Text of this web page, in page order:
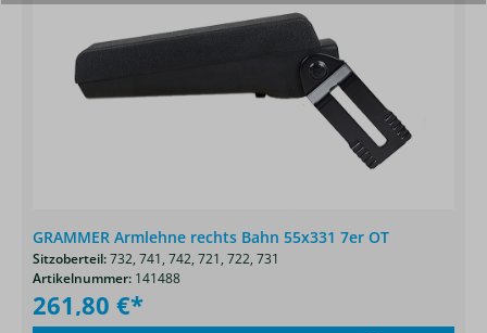
GRAMMER Armlehne rechts Bahn 55x331 7er OT
Sitzoberteil:732, 741, 742, 721, 722, 731
Artikelnummer: 141488
261,80 €*